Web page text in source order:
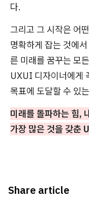
다.
그리고 그 시작은 어
명확하게 잡는 것에
른 미래를 꿈꾸는 모
UXUI 디자이너에게
목표에 도달할 수 있
미래를 돌파하는 힘,
가장 많은 것을 갖춘
Share article